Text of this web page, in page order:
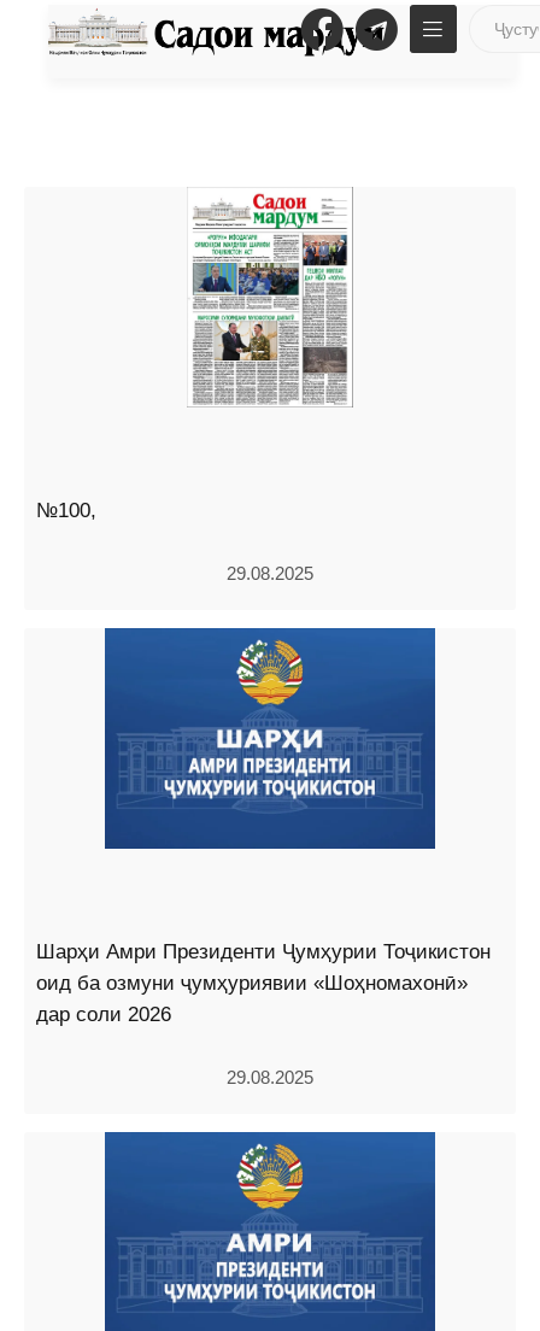
№100,
29.08.2025
Шарҳи Амри Президенти Ҷумҳурии Тоҷикистон
оид ба озмуни ҷумҳуриявии «Шоҳномахонӣ»
дар соли 2026
29.08.2025